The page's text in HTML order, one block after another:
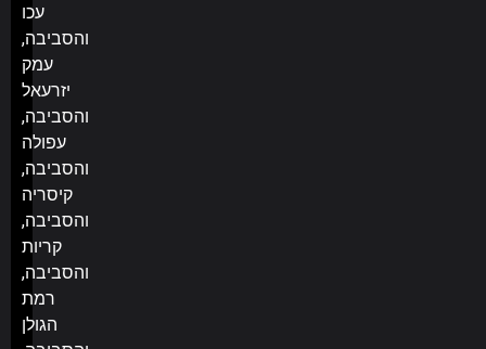
עכו
והסביבה,
עמק
יזרעאל
והסביבה,
עפולה
והסביבה,
קיסריה
והסביבה,
קריות
והסביבה,
רמת
הגולן